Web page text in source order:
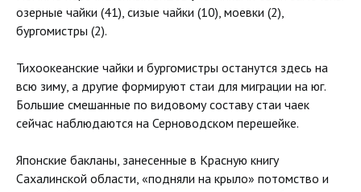
озерные чайки (41), сизые чайки (10), моевки (2),
бургомистры (2).
Тихоокеанские чайки и бургомистры останутся здесь на
всю зиму, а другие формируют стаи для миграции на юг.
Большие смешанные по видовому составу стаи чаек
сейчас наблюдаются на Серноводском перешейке.
Японские бакланы, занесенные в Красную книгу
Сахалинской области, «подняли на крыло» потомство и